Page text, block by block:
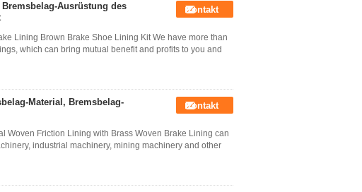
Ausrüstung des
Kontakt
Lining Brown Brake Shoe Lining Kit We have more than
which can bring mutual benefit and profits to you and
Material, Bremsbelag-
Kontakt
Woven Friction Lining with Brass Woven Brake Lining can
industrial machinery, mining machinery and other